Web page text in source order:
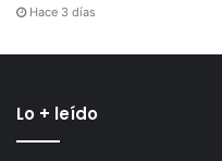
Hace 3 días
Lo + leído